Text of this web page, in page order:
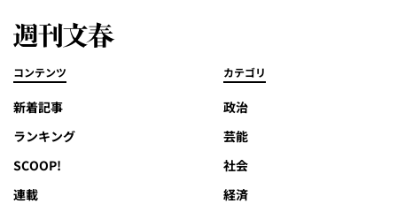
コンテンツ
新着記事
ランキング
SCOOP!
連載
カテゴリ
政治
芸能
社会
経済